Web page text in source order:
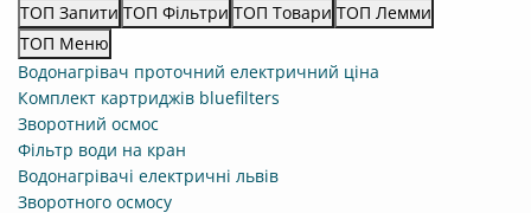
ТОП Запити ТОП Фільтри ТОП Товари ТОП Лемми
ТОП Меню
Водонагрівач проточний електричний ціна
Комплект картриджів bluefilters
Зворотний осмос
Фільтр води на кран
Водонагрівачі електричні львів
Зворотного осмосу